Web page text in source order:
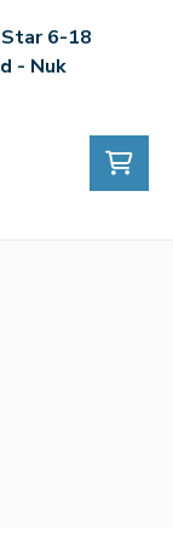
6-18
- Nuk